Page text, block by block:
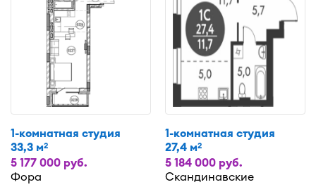
1-комнатная студия
33,3 м2
5 177 000 руб.
Фора
1-комнатная студия
27,4 м2
5 184 000 руб.
Скандинавские